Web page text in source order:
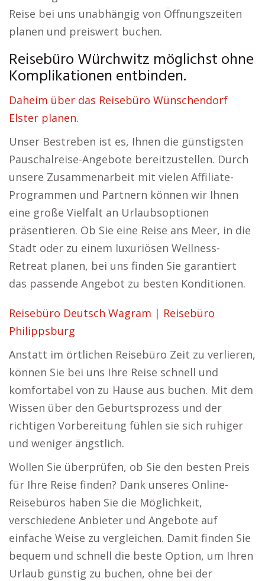
Reise bei uns unabhängig von Öffnungszeiten
planen und preiswert buchen.
Reisebüro Würchwitz möglichst ohne
Komplikationen entbinden.
Daheim über das Reisebüro Wünschendorf
Elster planen.
Unser Bestreben ist es, Ihnen die günstigsten
Pauschalreise-Angebote bereitzustellen. Durch
unsere Zusammenarbeit mit vielen Affiliate-
Programmen und Partnern können wir Ihnen
eine große Vielfalt an Urlaubsoptionen
präsentieren. Ob Sie eine Reise ans Meer, in die
Stadt oder zu einem luxuriösen Wellness-
Retreat planen, bei uns finden Sie garantiert
das passende Angebot zu besten Konditionen.
Reisebüro Deutsch Wagram | Reisebüro
Philippsburg
Anstatt im örtlichen Reisebüro Zeit zu verlieren,
können Sie bei uns Ihre Reise schnell und
komfortabel von zu Hause aus buchen. Mit dem
Wissen über den Geburtsprozess und der
richtigen Vorbereitung fühlen sie sich ruhiger
und weniger ängstlich.
Wollen Sie überprüfen, ob Sie den besten Preis
für Ihre Reise finden? Dank unseres Online-
Reisebüros haben Sie die Möglichkeit,
verschiedene Anbieter und Angebote auf
einfache Weise zu vergleichen. Damit finden Sie
bequem und schnell die beste Option, um Ihren
Urlaub günstig zu buchen, ohne bei der